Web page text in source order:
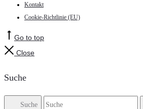
Kontakt
Cookie-Richtlinie (EU)
Go to top
Close
Suche
Suche